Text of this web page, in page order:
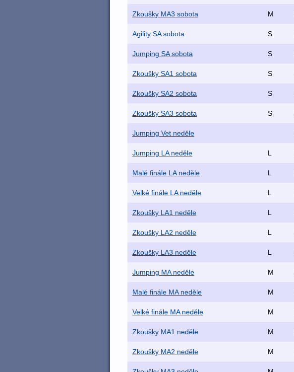
Zkoušky MA3 sobota M
Agility SA sobota S
Jumping SA sobota S
Zkoušky SA1 sobota S
Zkoušky SA2 sobota S
Zkoušky SA3 sobota S
Jumping Vet neděle
Jumping LA neděle L
Malé finále LA neděle L
Velké finále LA neděle L
Zkoušky LA1 neděle L
Zkoušky LA2 neděle L
Zkoušky LA3 neděle L
Jumping MA neděle M
Malé finále MA neděle M
Velké finále MA neděle M
Zkoušky MA1 neděle M
Zkoušky MA2 neděle M